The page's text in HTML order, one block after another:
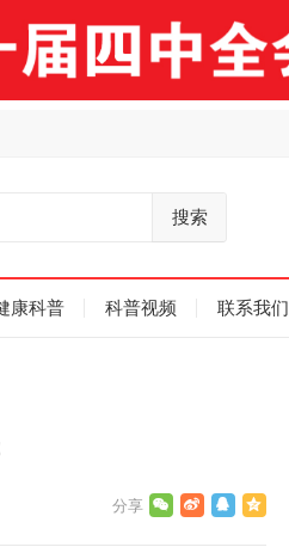
搜索
康科普 科普视频 联系我们